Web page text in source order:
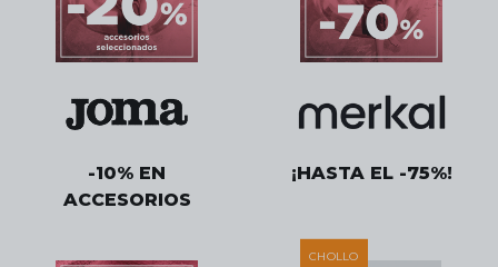
-10% EN
ACCESORIOS
¡HASTA EL -75%!
CHOLLO